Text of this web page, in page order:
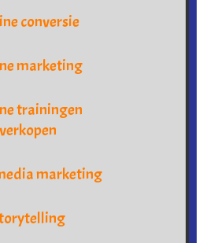
conversie
marketing
trainingen
verkopen
marketing